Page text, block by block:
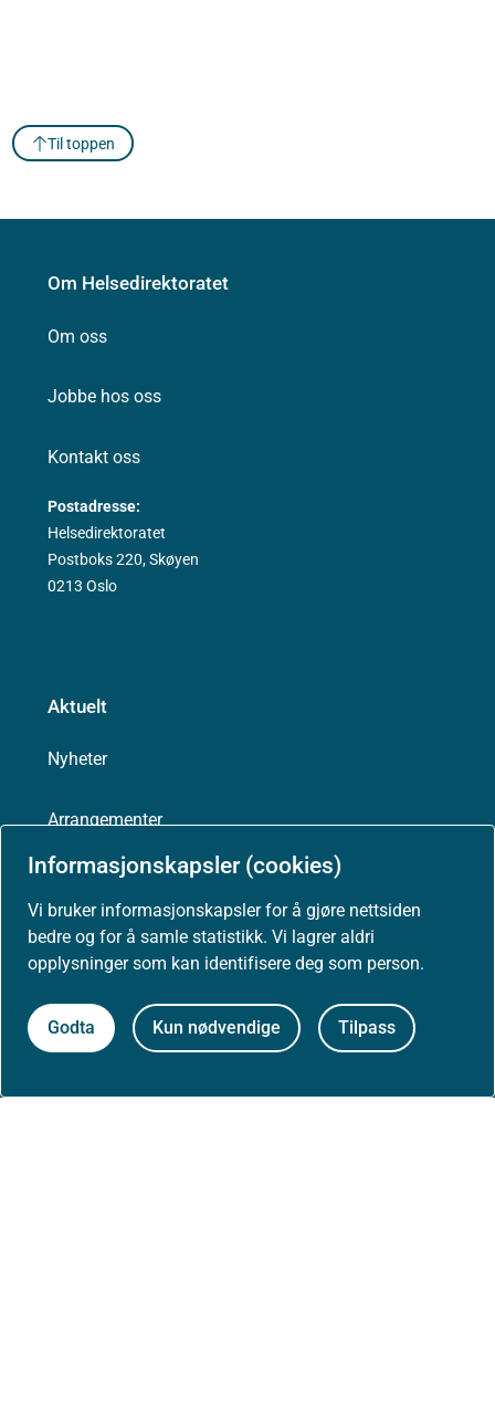
Informasjonskapsler (cookies)
Vi bruker informasjonskapsler for å gjøre nettsiden
bedre og for å samle statistikk. Vi lagrer aldri
opplysninger som kan identifisere deg som person.
Godta Kun nødvendige Tilpass
Til toppen
Om Helsedirektoratet
Om oss
Jobbe hos oss
Kontakt oss
Postadresse:
Helsedirektoratet
Postboks 220, Skøyen
0213 Oslo
Aktuelt
Nyheter
Arrangementer
Høringer
Presse